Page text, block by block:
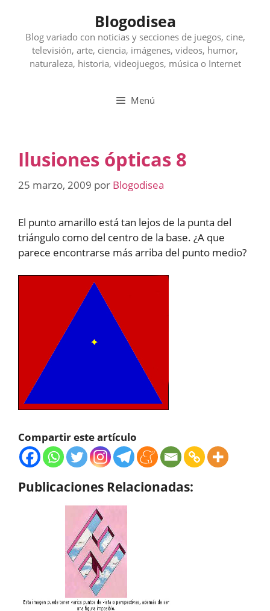
contenido
Blogodisea
Blog variado con noticias y secciones de juegos, cine,
televisión, arte, ciencia, imágenes, videos, humor,
naturaleza, historia, videojuegos, música o Internet
Menú
Ilusiones ópticas 8
25 marzo, 2009 por Blogodisea
El punto amarillo está tan lejos de la punta del
triángulo como del centro de la base. ¿A que
parece encontrarse más arriba del punto medio?
Compartir este artículo
Publicaciones Relacionadas: